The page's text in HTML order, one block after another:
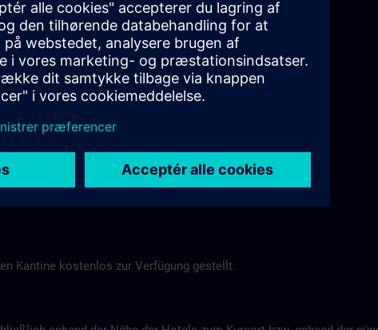
Gasthof Altes Casino >
Hotel Berghof Almendorf
Almendorfer Str. 1 - 3
36100 Petersberg
Tel.: +49 (0) 6 61 96 79-00
Kantine kostenlos zur Verfügung gestellt.